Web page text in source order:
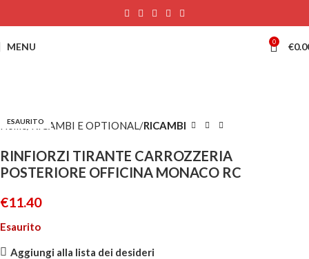
MENU 0 €
ESAURITO
Home RICAMBI E OPTIONAL RICAMBI
RINFIORZI TIRANTE CARROZZERIA
POSTERIORE OFFICINA MONACO RC
€11.40
Esaurito
Aggiungi alla lista dei desideri